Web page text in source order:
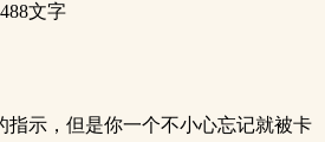
文字
示，但是你一个不小心忘记就被卡